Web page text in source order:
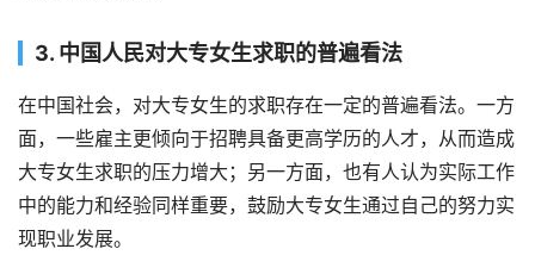
3. 中国人民对大专女生求职的普遍看法
在中国社会，对大专女生的求职存在一定的普遍看法。一方
面，一些雇主更倾向于招聘具备更高学历的人才，从而造成
大专女生求职的压力增大；另一方面，也有人认为实际工作
中的能力和经验同样重要，鼓励大专女生通过自己的努力实
现职业发展。